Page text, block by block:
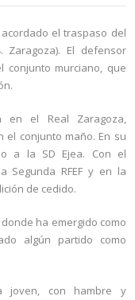
el traspaso del
Zaragoza). El defensor
conjunto murciano, que
en el Real Zaragoza,
el conjunto maño. En su
a la SD Ejea. Con el
Segunda RFEF y en la
de cedido.
ha emergido como
algún partido como
joven, con hambre y